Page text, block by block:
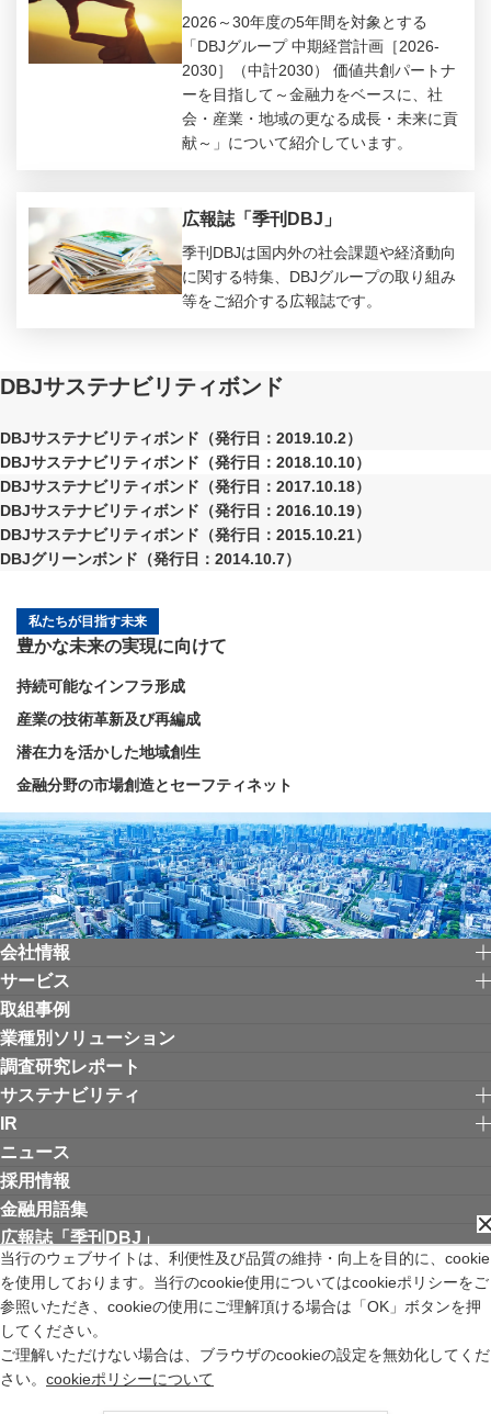
当行のウェブサイトは、利便性及び品質の維持・向上を目的に、cookie
を使用しております。当行のcookie使用についてはcookieポリシーをご
参照いただき、cookieの使用にご理解頂ける場合は「OK」ボタンを押
してください。
ご理解いただけない場合は、ブラウザのcookieの設定を無効化してくだ
さい。 cookieポリシーについて
2026～30年度の5年間を対象とする
「DBJグループ 中期経営計画［2026-
2030］（中計2030） 価値共創パートナ
ーを目指して～金融力をベースに、社
会・産業・地域の更なる成長・未来に貢
献～」について紹介しています。
広報誌「季刊DBJ」
季刊DBJは国内外の社会課題や経済動向
に関する特集、DBJグループの取り組み
等をご紹介する広報誌です。
DBJサステナビリティボンド
DBJサステナビリティボンド（発行日：2019.10.2）
DBJサステナビリティボンド（発行日：2018.10.10）
DBJサステナビリティボンド（発行日：2017.10.18）
DBJサステナビリティボンド（発行日：2016.10.19）
DBJサステナビリティボンド（発行日：2015.10.21）
DBJグリーンボンド（発行日：2014.10.7）
私たちが目指す未来
豊かな未来の実現に向けて
持続可能なインフラ形成
産業の技術革新及び再編成
潜在力を活かした地域創生
金融分野の市場創造とセーフティネット
会社情報
サービス
取組事例
業種別ソリューション
調査研究レポート
サステナビリティ
IR
ニュース
採用情報
金融用語集
広報誌「季刊DBJ」
リンク集 お問い合わせ サイトご利用にあたって 個人情報保護方針
ウェブアクセシビリティ方針
金融商品取引法の特定投資家制度に関する「期限日」について
苦情等受付窓口 サイトマップ English